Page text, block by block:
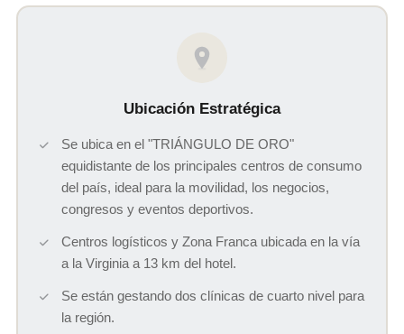
Ubicación Estratégica
Se ubica en el "TRIÁNGULO DE ORO"
equidistante de los principales centros de consumo
del país, ideal para la movilidad, los negocios,
congresos y eventos deportivos.
Centros logísticos y Zona Franca ubicada en la vía
a la Virginia a 13 km del hotel.
Se están gestando dos clínicas de cuarto nivel para
la región.